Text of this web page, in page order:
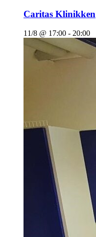
Caritas Klinikken
11/8 @ 17:00 - 20:00